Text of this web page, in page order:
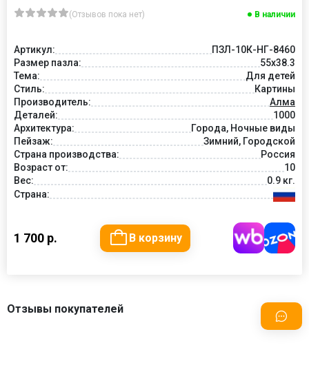
(Отзывов пока нет) В наличии
Артикул:
ПЗЛ-10К-НГ-8460
Размер пазла:
55х38.3
Тема:
Для детей
Стиль:
Картины
Производитель:
Алма
Деталей:
1000
Архитектура:
Города, Ночные виды
Пейзаж:
Зимний, Городской
Страна производства:
Россия
Возраст от:
10
Вес:
0.9 кг.
Страна:
1 700 р. В корзину
Отзывы покупателей